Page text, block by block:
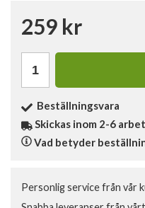
259 kr
Beställningsvara
Skickas inom 2-6
Vad betyder
Personlig service från vår